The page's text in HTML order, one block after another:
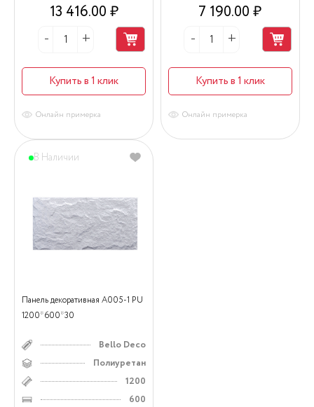
13 416.00 ₽
Купить в 1 клик
Онлайн примерка
7 190.00 ₽
Купить в 1 клик
Онлайн примерка
Панель декоративная А005-1 PU
1200*600*30
Bello Deco
Полиуретан
1200
600
В Наличии